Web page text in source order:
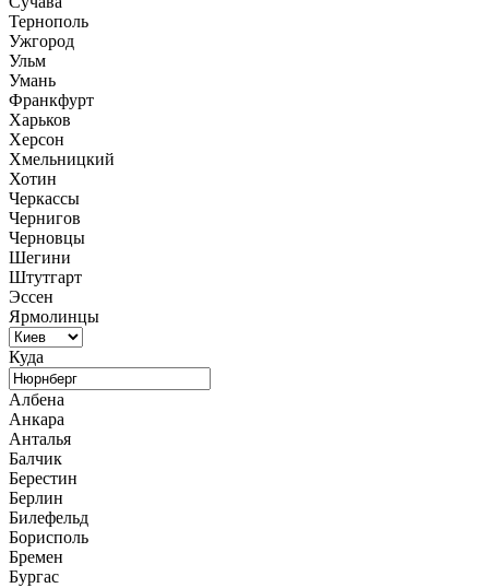
Тернополь
Ужгород
Ульм
Умань
Франкфурт
Харьков
Херсон
Хмельницкий
Хотин
Черкассы
Чернигов
Черновцы
Шегини
Штутгарт
Эссен
Ярмолинцы
Куда
Албена
Анкара
Анталья
Балчик
Берестин
Берлин
Билефельд
Борисполь
Бремен
Бургас